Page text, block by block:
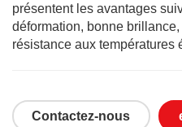
présentent les avantages
déformation, bonne
résistance aux températures
Contactez-nous